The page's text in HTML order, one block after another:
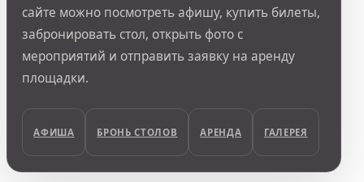
сайте можно посмотреть афишу, купить билеты,
забронировать стол, открыть фото с
мероприятий и отправить заявку на аренду
площадки.
АФИША БРОНЬ СТОЛОВ АРЕНДА ГАЛЕРЕЯ